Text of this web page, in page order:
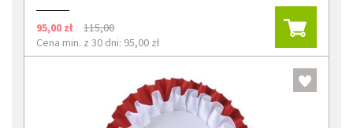
95,00 zł
115,00
Cena min. z 30 dni: 95,00 zł